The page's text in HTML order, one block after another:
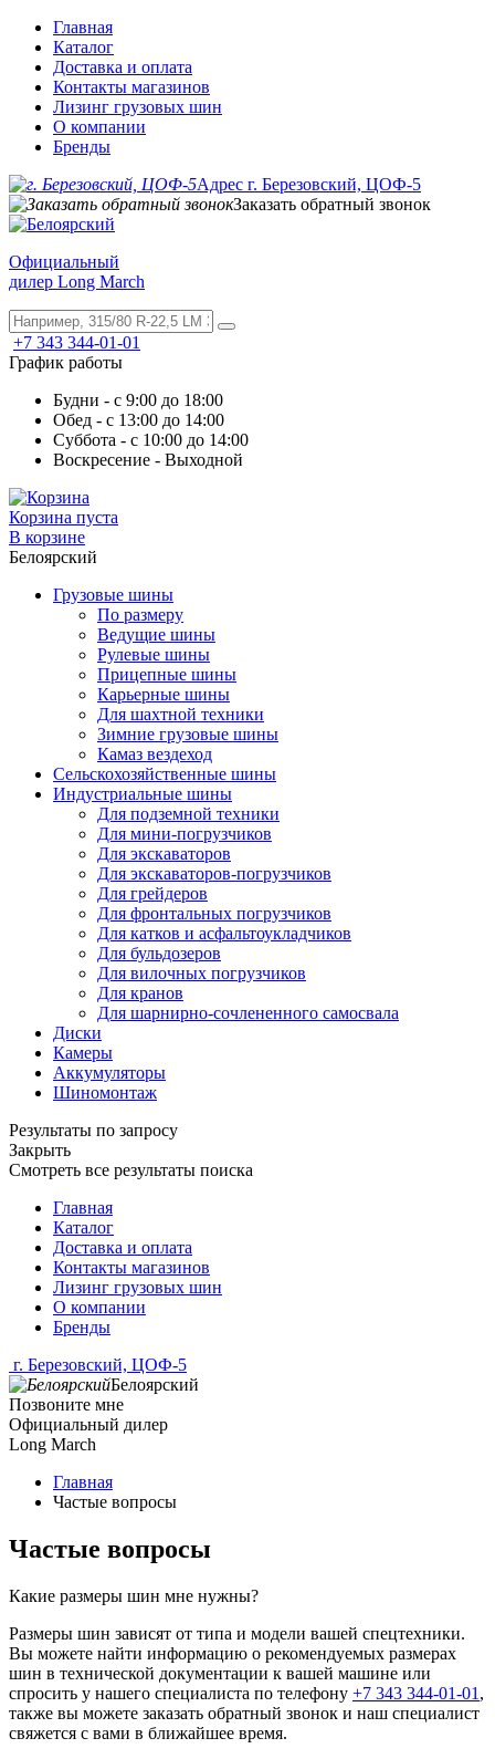
Главная
Каталог
Доставка и оплата
Контакты магазинов
Лизинг грузовых шин
О компании
Бренды
Адрес г. Березовский, ЦОФ-5
Заказать обратный звонок
Официальный
дилер Long March
+7 343 344-01-01
График работы
Будни - с 9:00 до 18:00
Обед - с 13:00 до 14:00
Суббота - с 10:00 до 14:00
Воскресение - Выходной
Корзина пуста
В корзине
Белоярский
Грузовые шины
По размеру
Ведущие шины
Рулевые шины
Прицепные шины
Карьерные шины
Для шахтной техники
Зимние грузовые шины
Камаз вездеход
Сельскохозяйственные шины
Индустриальные шины
Для подземной техники
Для мини-погрузчиков
Для экскаваторов
Для экскаваторов-погрузчиков
Для грейдеров
Для фронтальных погрузчиков
Для катков и асфальтоукладчиков
Для бульдозеров
Для вилочных погрузчиков
Для кранов
Для шарнирно-сочлененного самосвала
Диски
Камеры
Аккумуляторы
Шиномонтаж
Результаты по запросу
Закрыть
Смотреть все результаты поиска
Главная
Каталог
Доставка и оплата
Контакты магазинов
Лизинг грузовых шин
О компании
Бренды
г. Березовский, ЦОФ-5
Белоярский
Позвоните мне
Официальный дилер
Long March
Главная
Частые вопросы
Частые вопросы
Какие размеры шин мне нужны?
Размеры шин зависят от типа и модели вашей спецтехники.
Вы можете найти информацию о рекомендуемых размерах
шин в технической документации к вашей машине или
спросить у нашего специалиста по телефону +7 343 344-01-01 ,
также вы можете заказать обратный звонок и наш специалист
свяжется с вами в ближайшее время.